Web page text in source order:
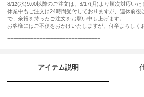
8/12(水)9:00以降のご注文は、8/17(月)より順次対応いた
休業中もご注文は24時間受付しておりますが、連休前後
で、余裕を持ったご注文をお願い申し上げます。
お客様にはご不便をおかけいたしますが、何卒よろしく
================================
アイテム説明